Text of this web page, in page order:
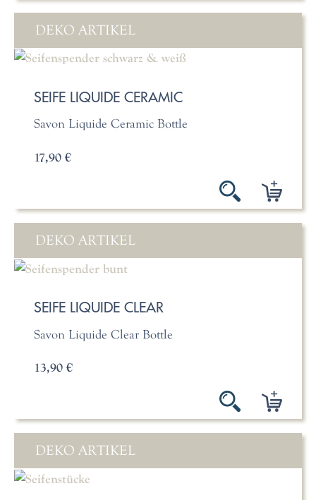
DEKO ARTIKEL
SEIFE LIQUIDE CERAMIC
Savon Liquide Ceramic Bottle
17,90 €
DEKO ARTIKEL
SEIFE LIQUIDE CLEAR
Savon Liquide Clear Bottle
13,90 €
DEKO ARTIKEL